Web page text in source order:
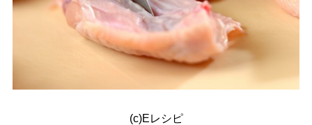
(c)Eレシピ